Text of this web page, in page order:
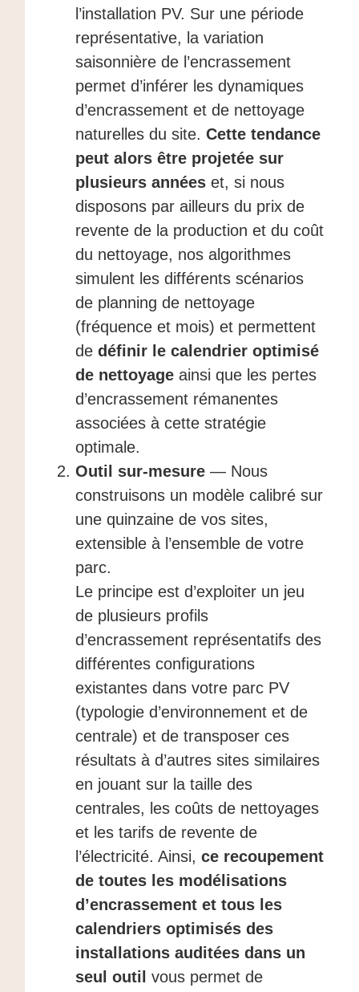
l’installation PV. Sur une période
représentative, la variation
saisonnière de l’encrassement
permet d’inférer les dynamiques
d’encrassement et de nettoyage
naturelles du site. Cette tendance
peut alors être projetée sur
plusieurs annéeset, si nous
disposons par ailleurs du prix de
revente de la production et du coût
du nettoyage, nos algorithmes
simulent les différents scénarios
de planning de nettoyage
(fréquence et mois) et permettent
de définir le calendrier optimisé
de nettoyageainsi que les pertes
d’encrassement rémanentes
associées à cette stratégie
optimale.
Outil sur-mesure— Nous
construisons un modèle calibré sur
une quinzaine de vos sites,
extensible à l’ensemble de votre
parc.
Le principe est d’exploiter un jeu
de plusieurs profils
d’encrassement représentatifs des
différentes configurations
existantes dans votre parc PV
(typologie d’environnement et de
centrale) et de transposer ces
résultats à d’autres sites similaires
en jouant sur la taille des
centrales, les coûts de nettoyages
et les tarifs de revente de
l’électricité. Ainsi, ce recoupement
de toutes les modélisations
d’encrassement et tous les
calendriers optimisés des
installations auditées dans un
seul outil vous permet de